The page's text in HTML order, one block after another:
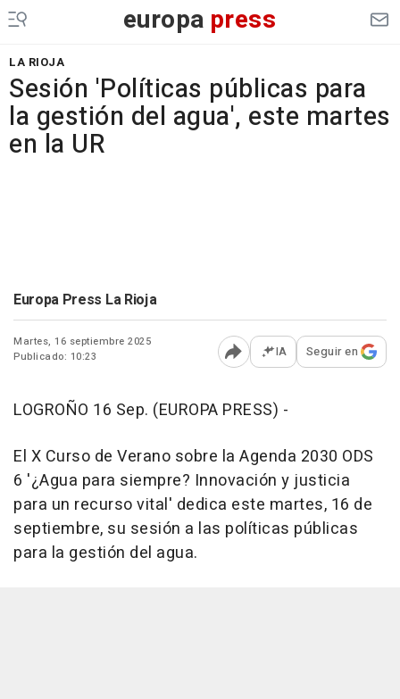
europa press
LA RIOJA
Sesión 'Políticas públicas para
la gestión del agua', este martes
en la UR
Europa Press La Rioja
Martes, 16 septiembre 2025
Publicado: 10:23
Abrir opciones para
IA Seguir en
LOGROÑO 16 Sep. (EUROPA PRESS) -
El X Curso de Verano sobre la Agenda 2030 ODS
6 '¿Agua para siempre? Innovación y justicia
para un recurso vital' dedica este martes, 16 de
septiembre, su sesión a las políticas públicas
para la gestión del agua.